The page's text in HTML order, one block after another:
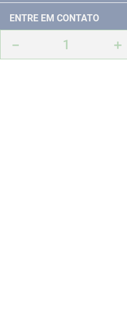
＋
－
POLITICA DE TROCA E DEVOLUÇÃO
FERRAMENTAS MANUIAIS
MEDIÇÃO
ENTRE EM CONTATO
TELEVENDAS
FORMAS